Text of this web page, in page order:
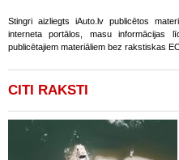
Stingri aizliegts iAuto.lv publicētos
interneta portālos, masu
publicētajiem materiāliem bez rakstiskas
CITI RAKSTI